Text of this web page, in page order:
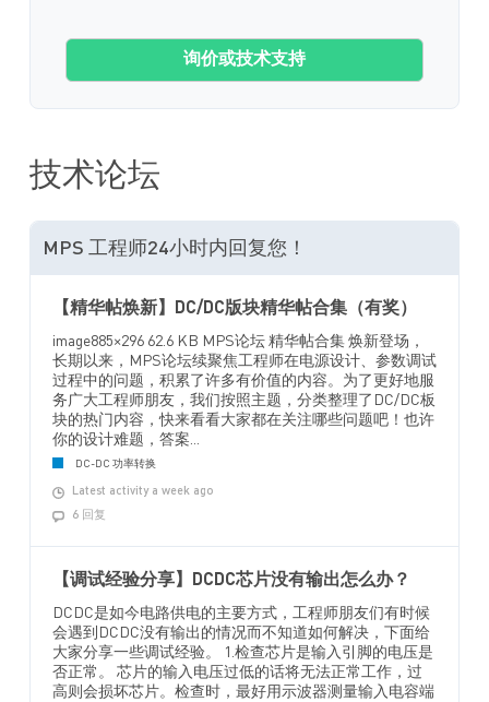
询价或技术支持
技术论坛
MPS 工程师24小时内回复您！
【精华帖焕新】DC/DC版块精华帖合集（有奖）
image885×296 62.6 KB MPS论坛 精华帖合集 焕新登场，
长期以来，MPS论坛续聚焦工程师在电源设计、参数调试
过程中的问题，积累了许多有价值的内容。为了更好地服
务广大工程师朋友，我们按照主题，分类整理了DC/DC板
块的热门内容，快来看看大家都在关注哪些问题吧！也许
你的设计难题，答案...
DC-DC 功率转换
Latest activity a week ago
6 回复
【调试经验分享】DCDC芯片没有输出怎么办？
DCDC是如今电路供电的主要方式，工程师朋友们有时候
会遇到DCDC没有输出的情况而不知道如何解决，下面给
大家分享一些调试经验。 1.检查芯片是输入引脚的电压是
否正常。 芯片的输入电压过低的话将无法正常工作，过
高则会损坏芯片。检查时，最好用示波器测量输入电容端